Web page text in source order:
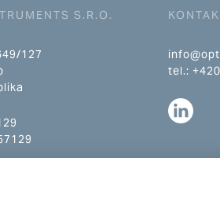
S.R.O.
127
tel.: